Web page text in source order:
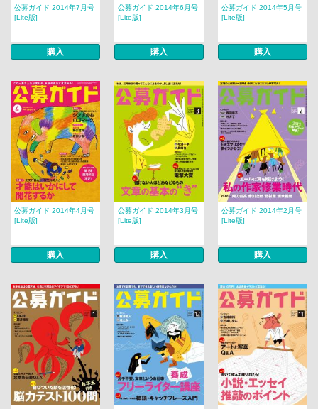
公募ガイド 2014年7月号
[Lite版]
購入
公募ガイド 2014年6月号
[Lite版]
購入
公募ガイド 2014年5月号
[Lite版]
購入
公募ガイド 2014年4月号
[Lite版]
購入
公募ガイド 2014年3月号
[Lite版]
購入
公募ガイド 2014年2月号
[Lite版]
購入